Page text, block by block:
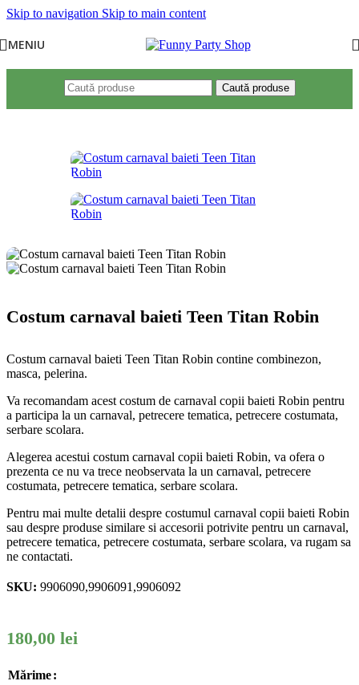
Skip to navigation Skip to main content
MENIU
Caută produse
Costum carnaval baieti Teen Titan Robin
Costum carnaval baieti Teen Titan Robin contine combinezon,
masca, pelerina.
Va recomandam acest costum de carnaval copii baieti Robin pentru
a participa la un carnaval, petrecere tematica, petrecere costumata,
serbare scolara.
Alegerea acestui costum carnaval copii baieti Robin, va ofera o
prezenta ce nu va trece neobservata la un carnaval, petrecere
costumata, petrecere tematica, serbare scolara.
Pentru mai multe detalii despre costumul carnaval copii baieti Robin
sau despre produse similare si accesorii potrivite pentru un carnaval,
petrecere tematica, petrecere costumata, serbare scolara, va rugam sa
ne contactati.
SKU: 9906090,9906091,9906092
180,00 lei
Mărime